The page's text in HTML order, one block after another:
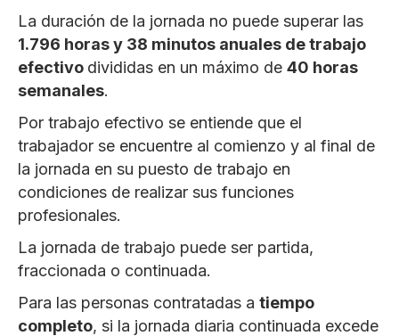
La duración de la jornada no puede superar las
1.796 horas y 38 minutos anuales de trabajo
efectivo divididas en un máximo de 40 horas
semanales.
Por trabajo efectivo se entiende que el
trabajador se encuentre al comienzo y al final de
la jornada en su puesto de trabajo en
condiciones de realizar sus funciones
profesionales.
La jornada de trabajo puede ser partida,
fraccionada o continuada.
Para las personas contratadas a tiempo
completo, si la jornada diaria continuada excede